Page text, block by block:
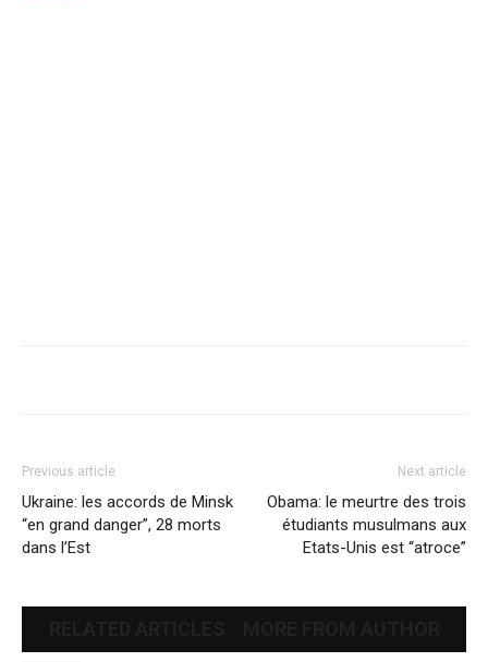
Previous article
Ukraine: les accords de Minsk
“en grand danger”, 28 morts
dans l’Est
Next article
Obama: le meurtre des trois
étudiants musulmans aux
Etats-Unis est “atroce”